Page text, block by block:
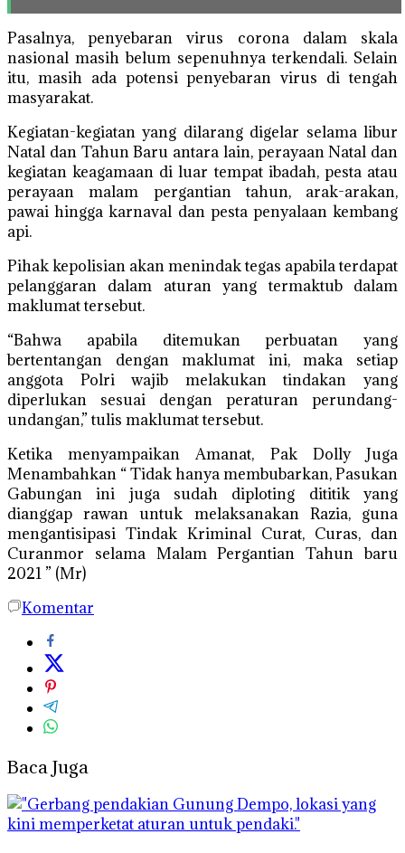
Pasalnya, penyebaran virus corona dalam skala
nasional masih belum sepenuhnya terkendali. Selain
itu, masih ada potensi penyebaran virus di tengah
masyarakat.
Kegiatan-kegiatan yang dilarang digelar selama libur
Natal dan Tahun Baru antara lain, perayaan Natal dan
kegiatan keagamaan di luar tempat ibadah, pesta atau
perayaan malam pergantian tahun, arak-arakan,
pawai hingga karnaval dan pesta penyalaan kembang
api.
Pihak kepolisian akan menindak tegas apabila terdapat
pelanggaran dalam aturan yang termaktub dalam
maklumat tersebut.
“Bahwa apabila ditemukan perbuatan yang
bertentangan dengan maklumat ini, maka setiap
anggota Polri wajib melakukan tindakan yang
diperlukan sesuai dengan peraturan perundang-
undangan,” tulis maklumat tersebut.
Ketika menyampaikan Amanat, Pak Dolly Juga
Menambahkan “ Tidak hanya membubarkan, Pasukan
Gabungan ini juga sudah diploting dititik yang
dianggap rawan untuk melaksanakan Razia, guna
mengantisipasi Tindak Kriminal Curat, Curas, dan
Curanmor selama Malam Pergantian Tahun baru
2021 ” (Mr)
Komentar
Baca Juga